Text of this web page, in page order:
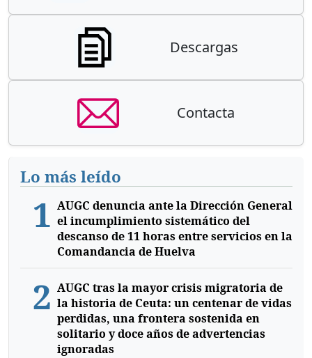
Descargas
Contacta
Lo más leído
1 AUGC denuncia ante la Dirección General
el incumplimiento sistemático del
descanso de 11 horas entre servicios en la
Comandancia de Huelva
2 AUGC tras la mayor crisis migratoria de
la historia de Ceuta: un centenar de vidas
perdidas, una frontera sostenida en
solitario y doce años de advertencias
ignoradas